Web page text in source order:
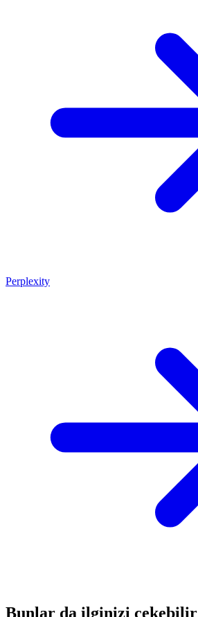
Perplexity
Bunlar da ilginizi çekebilir